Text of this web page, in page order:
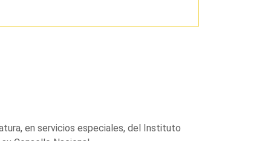
en servicios especiales, del Instituto